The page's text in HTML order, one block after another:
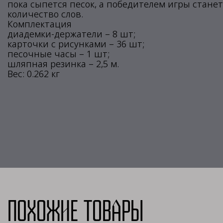
пока сыпется песок, а победителем игры
количество слов.
Комплектация
диадемки-держатели – 8 шт;
карточки с рисунками – 36 шт;
песочные часы – 1 шт;
шляпная резинка – 2,5 м.
Вес: 0.262 кг
Похожие товары